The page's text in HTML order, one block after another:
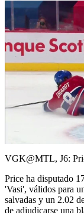
VGK@MTL, J6:
Price ha disputado
'Vasi', válidos para
salvadas y un 2.02
de adjudicarse una